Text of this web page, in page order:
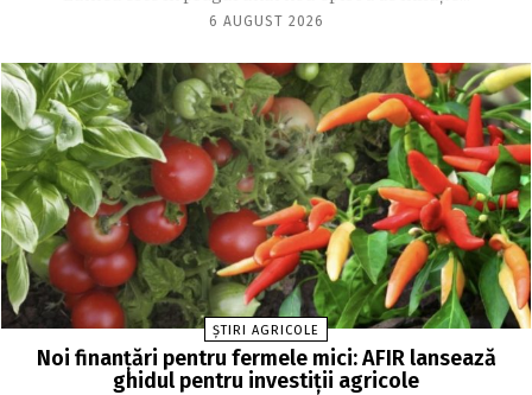
6 AUGUST 2026
ȘTIRI AGRICOLE
Noi finanțări pentru fermele mici: AFIR lansează
ghidul pentru investiții agricole